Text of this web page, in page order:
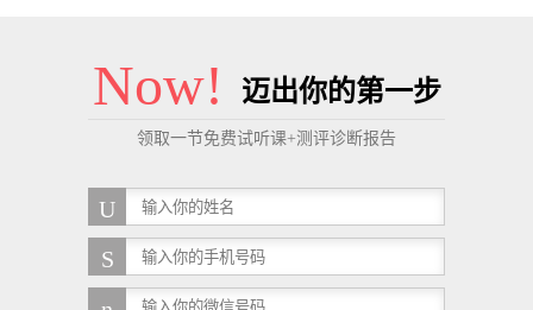
Now! 迈出你的第一步
领取一节免费试听课+测评诊断报告